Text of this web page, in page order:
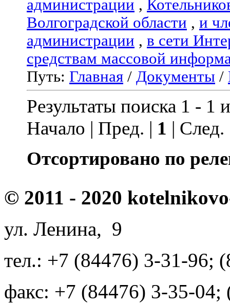
администрации ,
Волгоградской области , и
администрации , в сети
средствам массовой
Путь: Главная / Документы /
Результаты поиска 1 - 1
Начало | Пред. | 1 |
Отсортировано по
© 2011 - 2020
ул. Ленина, 9
тел.: +7 (84476) 3-31-96;
факс: +7 (84476) 3-35-04;